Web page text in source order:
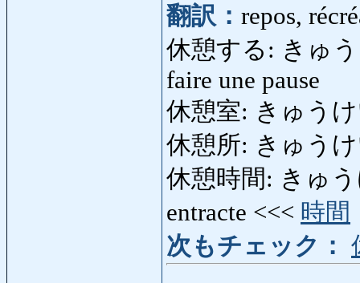
翻訳： repos,
休憩する: きゅう
faire une pause
休憩室: きゅうけ
休憩所: きゅう
休憩時間: きゅう
entracte <<< 時間
次もチェック：